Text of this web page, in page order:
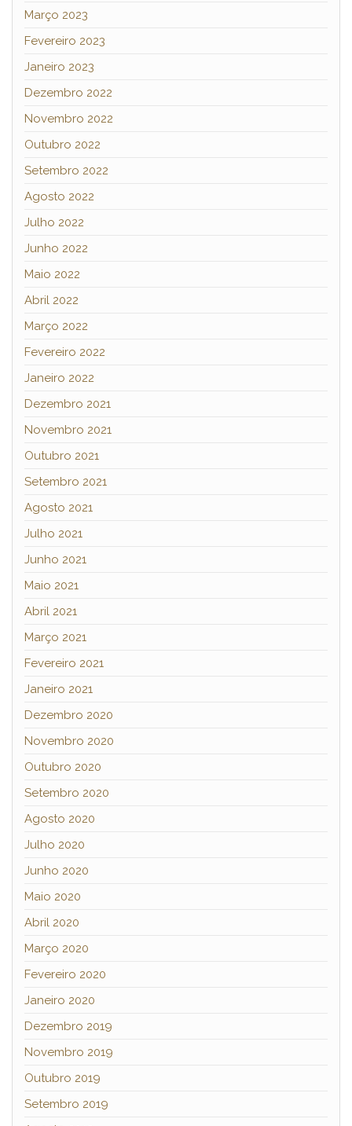
Março 2023
Fevereiro 2023
Janeiro 2023
Dezembro 2022
Novembro 2022
Outubro 2022
Setembro 2022
Agosto 2022
Julho 2022
Junho 2022
Maio 2022
Abril 2022
Março 2022
Fevereiro 2022
Janeiro 2022
Dezembro 2021
Novembro 2021
Outubro 2021
Setembro 2021
Agosto 2021
Julho 2021
Junho 2021
Maio 2021
Abril 2021
Março 2021
Fevereiro 2021
Janeiro 2021
Dezembro 2020
Novembro 2020
Outubro 2020
Setembro 2020
Agosto 2020
Julho 2020
Junho 2020
Maio 2020
Abril 2020
Março 2020
Fevereiro 2020
Janeiro 2020
Dezembro 2019
Novembro 2019
Outubro 2019
Setembro 2019